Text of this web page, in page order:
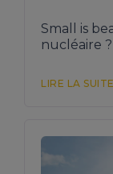
Small is
nucléaire ?
LIRE LA SUITE